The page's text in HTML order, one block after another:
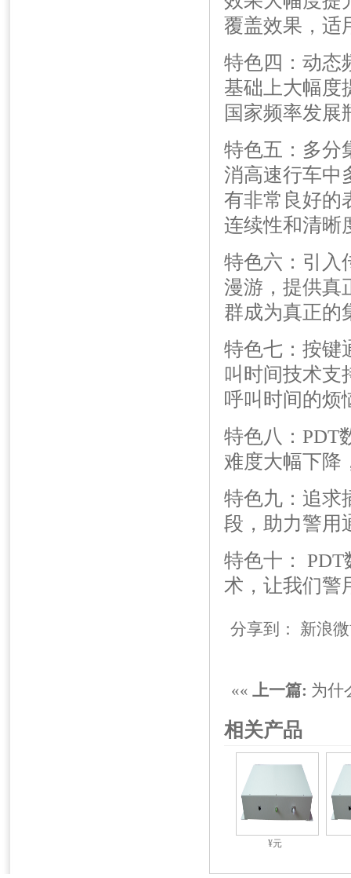
覆盖效果，适
特色四：动态
基础上大幅度
国家频率发展
特色五：多分
消高速行车中
有非常良好的
连续性和清晰
特色六：引入
漫游，提供真
群成为真正的
特色七：按键
叫时间技术支
呼叫时间的烦
特色八：PDT
难度大幅下降
特色九：追求
段，助力警用
特色十：
术，让我们警
分享到： 新浪
«« 上一篇: 为什
相关产品
¥元